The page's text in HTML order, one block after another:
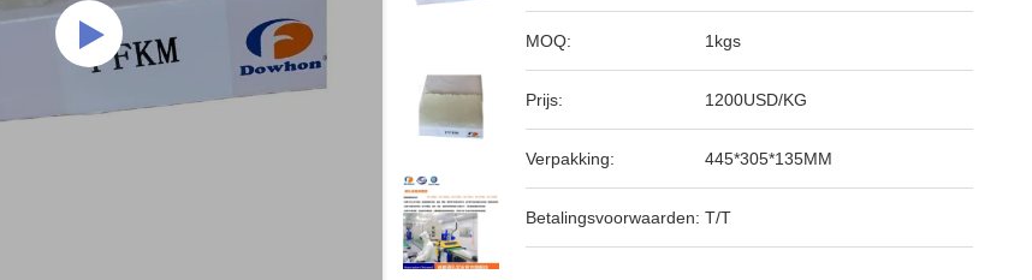
MOQ: 1kgs
Prijs: 1200USD/KG
Verpakking: 445*305*135MM
Betalingsvoorwaarden: T/T